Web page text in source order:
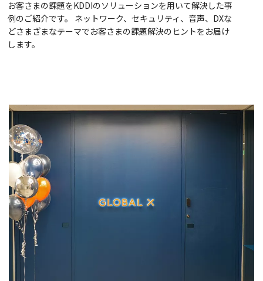
お客さまの課題をKDDIのソリューションを用いて解決した事
例のご紹介です。
ネットワーク、セキュリティ、音声、DXな
どさまざまなテーマでお客さまの課題解決のヒントをお届け
します。